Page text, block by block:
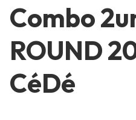
Combo
ROUND
CéDé